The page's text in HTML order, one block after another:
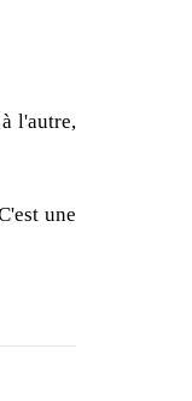
l'autre,
une